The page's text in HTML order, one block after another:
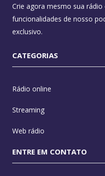
Crie agora mesmo sua
funcionalidades de nosso
exclusivo.
CATEGORIAS
Rádio online
Streaming
Web rádio
ENTRE EM CONTATO